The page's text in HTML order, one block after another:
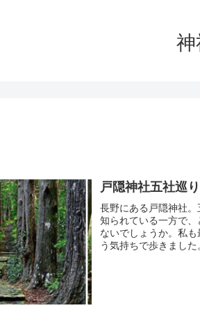
戸隠神社五社巡
長野にある戸隠神社
知られている一方で
ないでしょうか。私
う気持ちで歩きまし